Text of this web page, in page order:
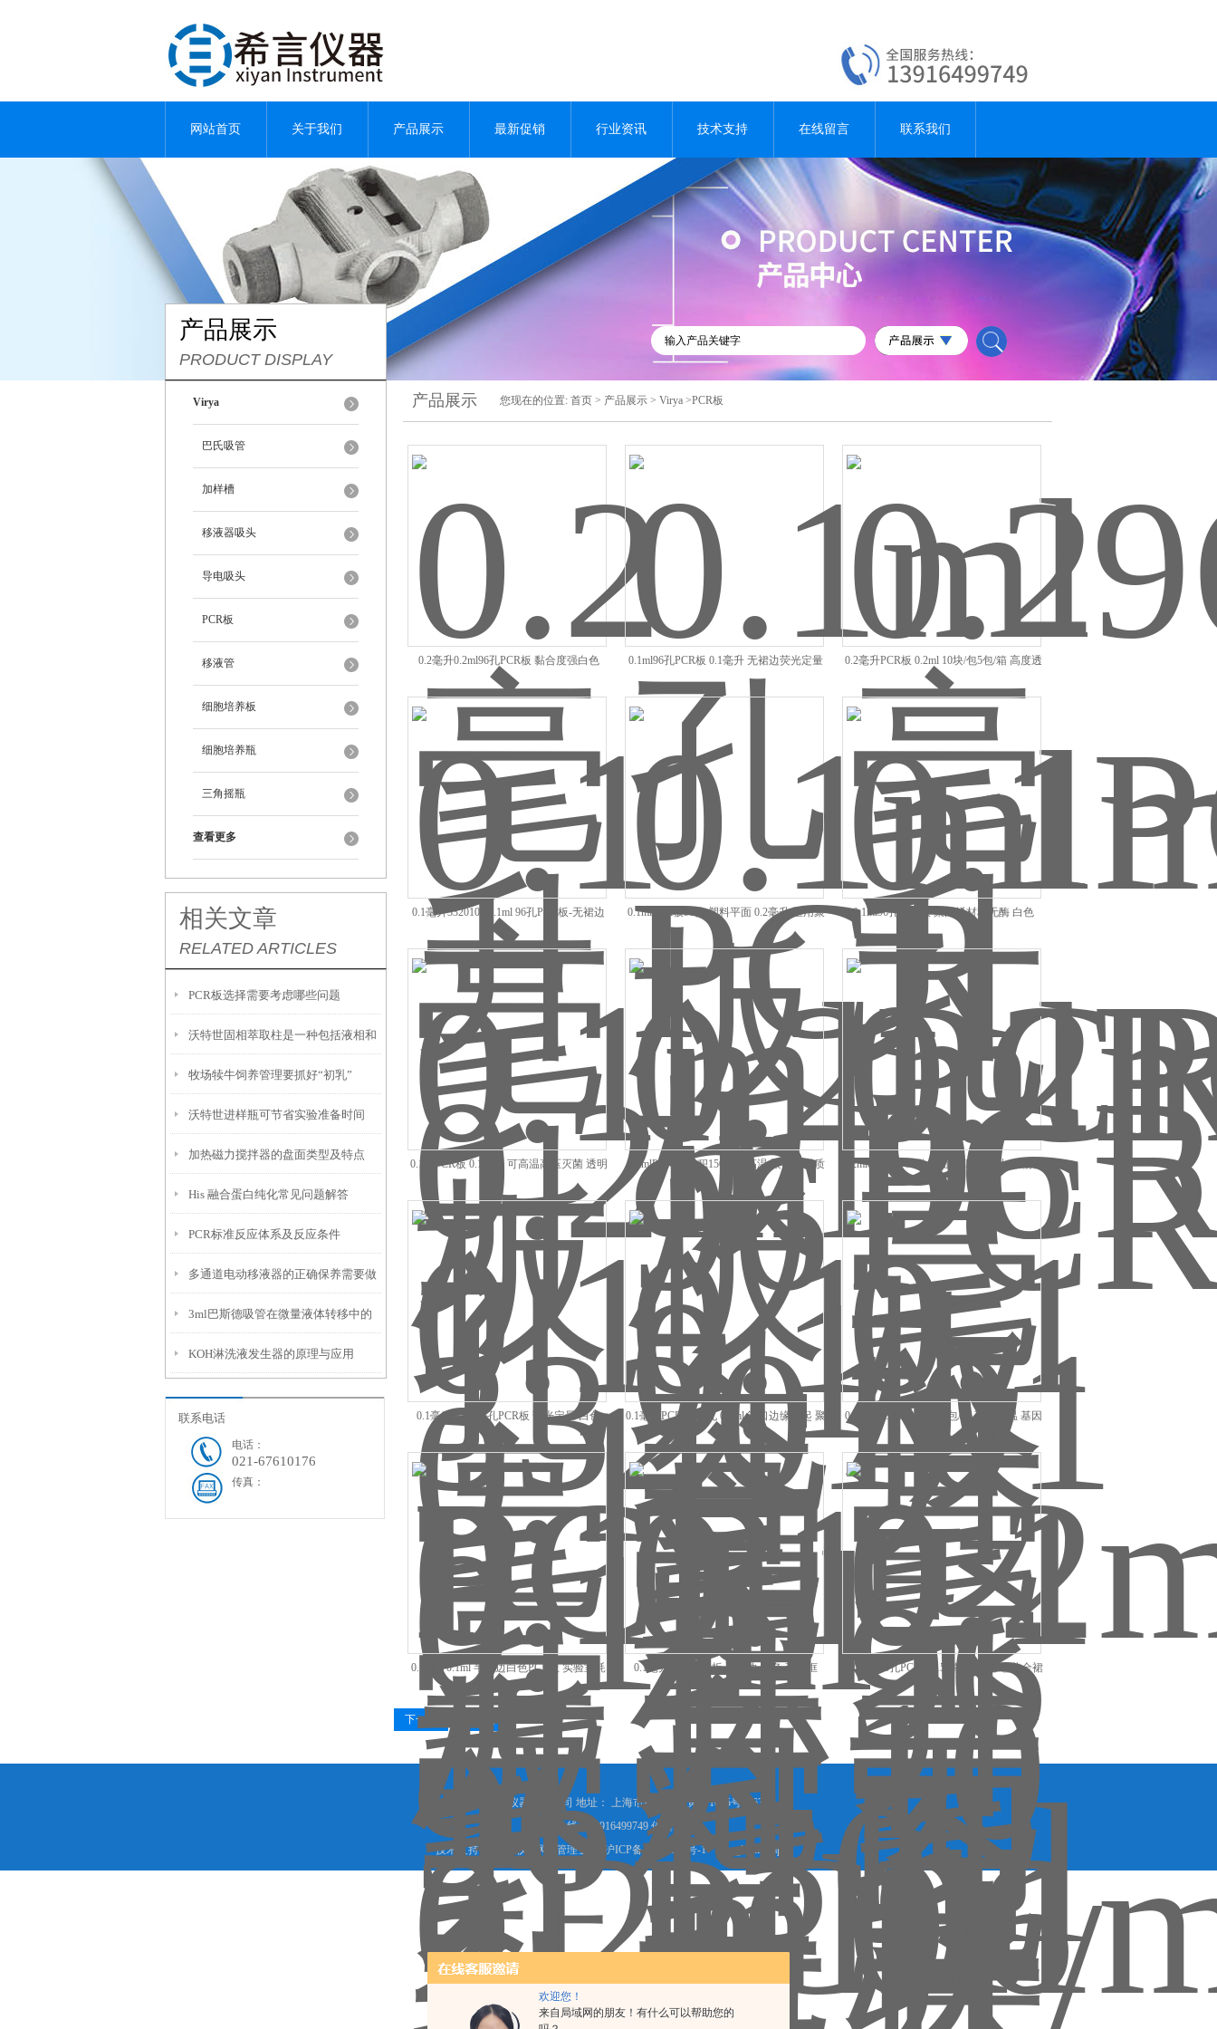
欢迎您！
来自局域网的朋友！有什么可以帮助您的
网站首页 关于我们 产品展示 最新促销 行业资讯 技术支持 在线留言 联系我们
产品展示
PRODUCT DISPLAY
Virya
巴氏吸管
加样槽
移液器吸头
导电吸头
PCR板
移液管
细胞培养板
细胞培养瓶
三角摇瓶
查看更多
相关文章
RELATED ARTICLES
PCR板选择需要考虑哪些问题
沃特世固相萃取柱是一种包括液相和
固相物理萃取过程
牧场犊牛饲养管理要抓好“初乳”
沃特世进样瓶可节省实验准备时间
加热磁力搅拌器的盘面类型及特点
His 融合蛋白纯化常见问题解答
PCR标准反应体系及反应条件
多通道电动移液器的正确保养需要做
到哪些工作
3ml巴斯德吸管在微量液体转移中的
精度与操作误差分析
KOH淋洗液发生器的原理与应用
联系电话
电话：
021-67610176
传真：
产品展示 您现在的位置: 首页 > 产品展示 > Virya >PCR板
0.2毫升0.2ml96孔PCR板 黏合度强白色 0.1ml96孔PCR板 0.1毫升 无裙边荧光定量 0.2毫升PCR板 0.2ml 10块/包5包/箱 高度透
明
0.1毫升3320101 0.1ml 96孔PCR板-无裙边
透明
0.1mlPCR板96孔 塑料平面 0.2毫升 医用聚
丙烯
0.1ml96孔PCR板 聚丙烯材料无酶 白色
0.1mlPCR板 0.1毫升 可高温高压灭菌 透明
色
0.2mlPCR板 容积150ul 耐高温 聚丙烯材质 0.2ml0.2毫升 96孔凸面 PCR板 半边 生物耗
0.1毫升0.2ml96孔PCR板 荧光定量 白色 0.1毫升PCR板 96孔 0.1ml 管口边缘凸起 聚
丙烯
0.1毫升0.1ml PCR板 5包/箱 可耐高温 基因
0.1毫升0.1ml 半裙边白色PCR板 实验室耗 0.1毫升96孔PCR板 全群边 白色 蓝色框 0.1毫升96孔PCR板 150微升 白色 包装全裙
边
下一页
上海希言科学仪器有限公司 地址： 上海市松江区涞寅路1025号3063室
咨询热线：13916499749 传真：
技术支持：
化工仪器网 管理登陆 沪ICP备14021517号-1 GoogleSitemap